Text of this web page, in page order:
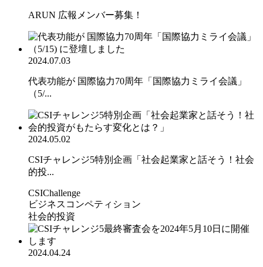
ARUN 広報メンバー募集！
2024.07.03
代表功能が 国際協力70周年「国際協力ミライ会議」
（5/...
2024.05.02
CSIチャレンジ5特別企画「社会起業家と話そう！社会
的投...
CSIChallenge
ビジネスコンペティション
社会的投資
2024.04.24